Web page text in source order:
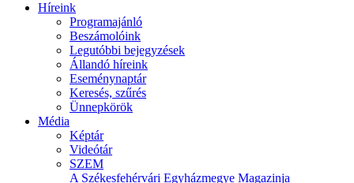
Híreink
Programajánló
Beszámolóink
Legutóbbi bejegyzések
Állandó híreink
Eseménynaptár
Keresés, szűrés
Ünnepkörök
Média
Képtár
Videótár
SZEM
A Székesfehérvári Egyházmegye Magazinja